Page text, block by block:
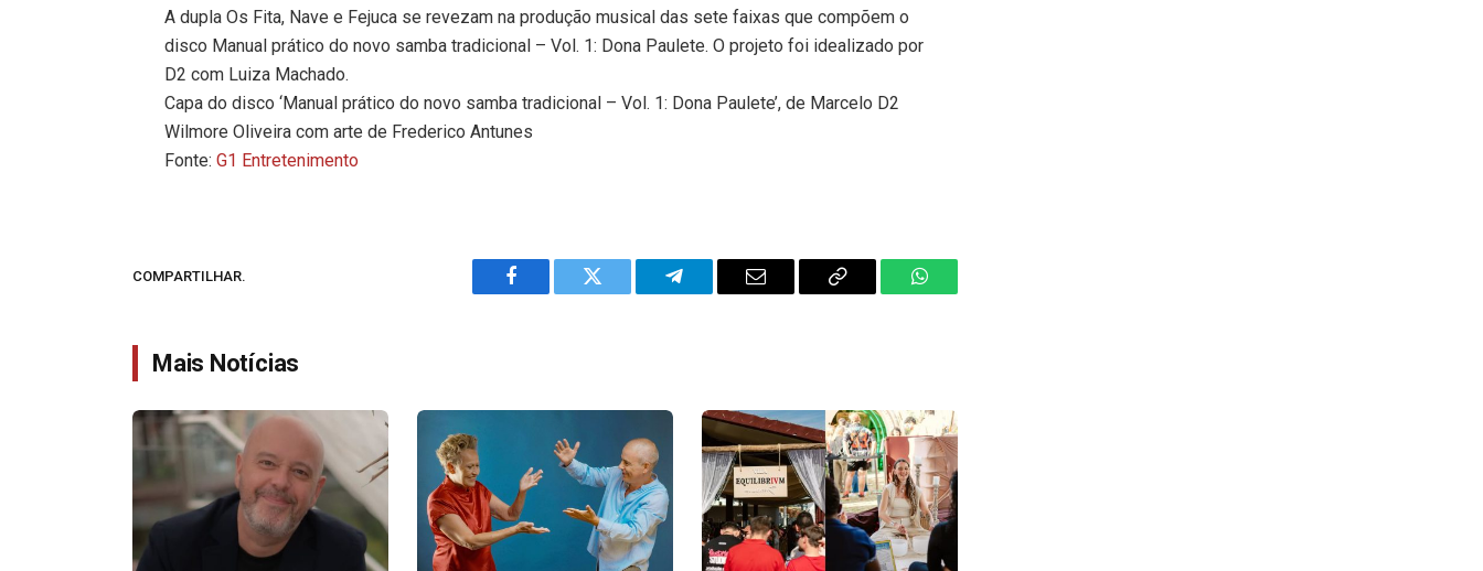
A dupla Os Fita, Nave e Fejuca se revezam na produção musical das sete faixas que compõem o
disco Manual prático do novo samba tradicional – Vol. 1: Dona Paulete. O projeto foi idealizado por
D2 com Luiza Machado.
Capa do disco ‘Manual prático do novo samba tradicional – Vol. 1: Dona Paulete’, de Marcelo D2
Wilmore Oliveira com arte de Frederico Antunes
Fonte:G1 Entretenimento
COMPARTILHAR.
Facebook Twitter Telegram Email
Copy
WhatsApp
Mais Notícias